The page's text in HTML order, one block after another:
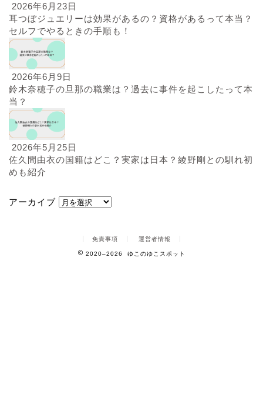
2026年6月23日
耳つぼジュエリーは効果があるの？資格があるって本当？
セルフでやるときの手順も！
2026年6月9日
鈴木奈穂子の旦那の職業は？過去に事件を起こしたって本
当？
2026年5月25日
佐久間由衣の国籍はどこ？実家は日本？綾野剛との馴れ初
めも紹介
アーカイブ
免責事項 運営者情報
2020–2026 ゆこのゆこスポット